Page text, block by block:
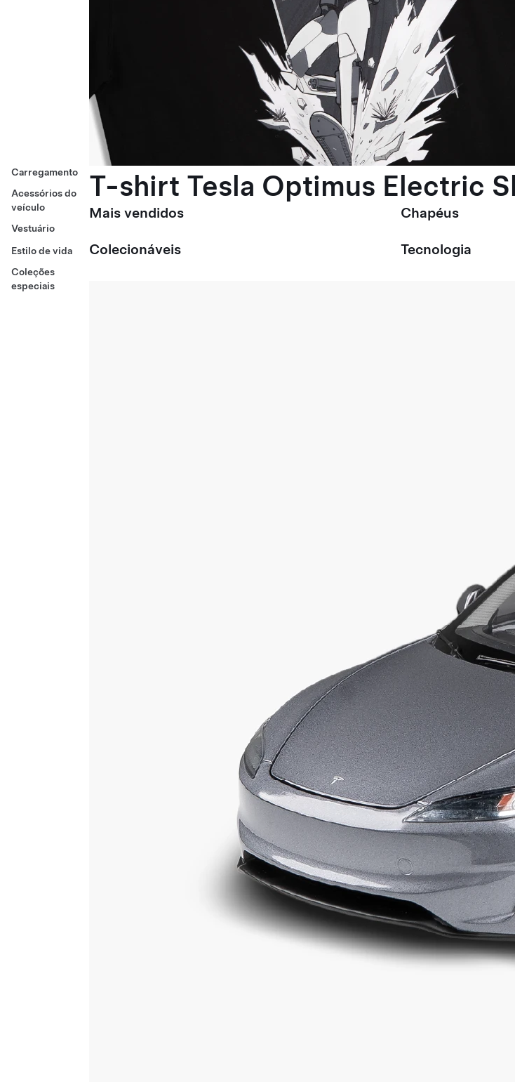
Carregamento
Acessórios do
veículo
Vestuário
Estilo de vida
Coleções
especiais
T-shirt Tesla Optimus Electric
Mais vendidos Chapéus
Colecionáveis Tecnologia